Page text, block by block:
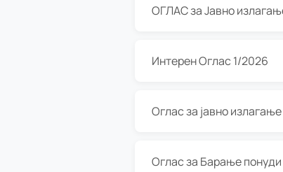
Интерен Оглас 1/2026
Оглас за јавно